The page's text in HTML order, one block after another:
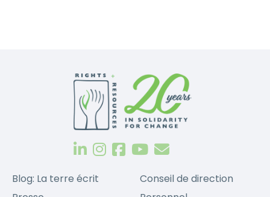
Blog: La terre écrit
Conseil de direction